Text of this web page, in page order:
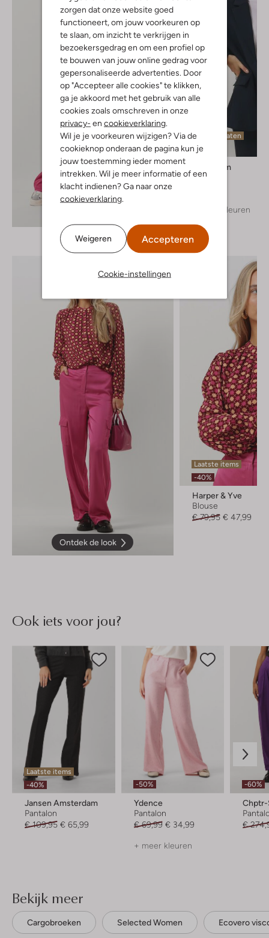
zorgen dat onze website goed
functioneert, om jouw voorkeuren op
te slaan, om inzicht te verkrijgen in
bezoekersgedrag en om een profiel op
te bouwen van jouw online gedrag voor
gepersonaliseerde advertenties. Door
op "Accepteer alle cookies" te klikken,
ga je akkoord met het gebruik van alle
cookies zoals omschreven in onze
privacy- en cookieverklaring
Wil je je voorkeuren wijzigen? Via de
cookieknop onderaan de pagina kun je
jouw toestemming ieder moment
intrekken. Wil je meer informatie of een
klacht indienen? Ga naar onze
cookieverklaring
Weigeren Accepteren
Cookie-instellingen
Laatste maten
Modström
Blazer
+ meer kleuren
Ontdek de look
Laatste items
-40%
Harper & Yve
Blouse
€ 79,95 € 47,99
Ook iets voor jou?
Laatste items
-40%
Jansen Amsterdam
Pantalon
€ 109,95 € 65,99
-50%
Ydence
Pantalon
€ 69,99 € 34,99
+ meer kleuren
-60%
€
Bekijk meer
Cargobroeken Selected Women Ecovero